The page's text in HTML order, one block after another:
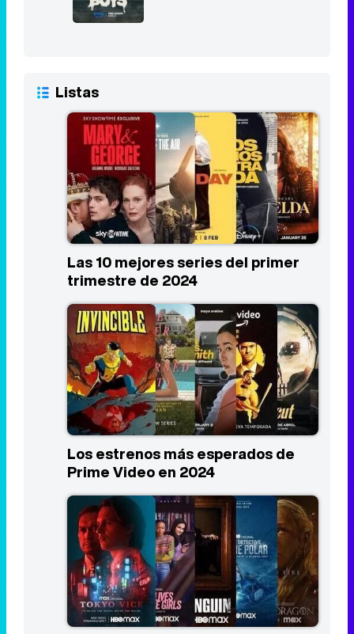
Listas
Las 10 mejores series del primer
trimestre de 2024
Los estrenos más esperados de
Prime Video en 2024